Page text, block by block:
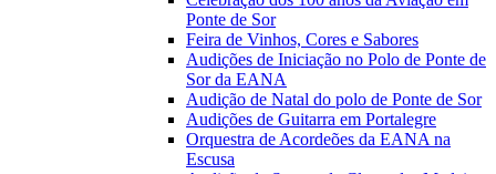
Ponte de Sor
Feira de Vinhos, Cores e Sabores
Audições de Iniciação no Polo de Ponte de
Sor da EANA
Audição de Natal do polo de Ponte de Sor
Audições de Guitarra em Portalegre
Orquestra de Acordeões da EANA na
Escusa